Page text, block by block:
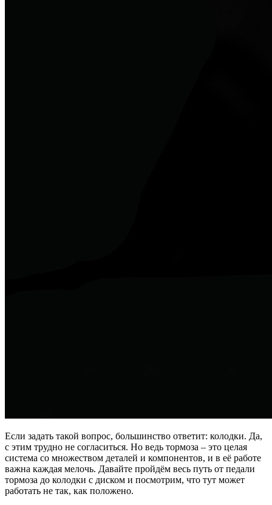
Если задать такой вопрос, большинство ответит: колодки. Да,
с этим трудно не согласиться. Но ведь тормоза – это целая
система со множеством деталей и компонентов, и в её работе
важна каждая мелочь. Давайте пройдём весь путь от педали
тормоза до колодки с диском и посмотрим, что тут может
работать не так, как положено.